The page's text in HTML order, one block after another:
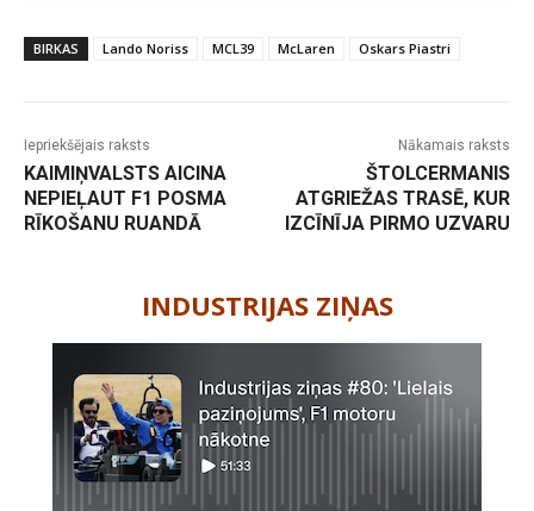
BIRKAS Lando Noriss MCL39 McLaren Oskars Piastri
Iepriekšējais raksts
KAIMIŅVALSTS AICINA
NEPIEĻAUT F1 POSMA
RĪKOŠANU RUANDĀ
Nākamais raksts
ŠTOLCERMANIS
ATGRIEŽAS TRASĒ, KUR
IZCĪNĪJA PIRMO UZVARU
INDUSTRIJAS ZIŅAS